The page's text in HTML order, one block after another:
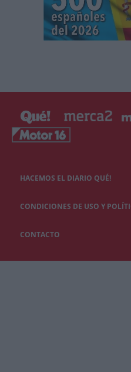
HACEMOS EL DIARIO QUÉ!
CONDICIONES DE USO Y
CONTACTO